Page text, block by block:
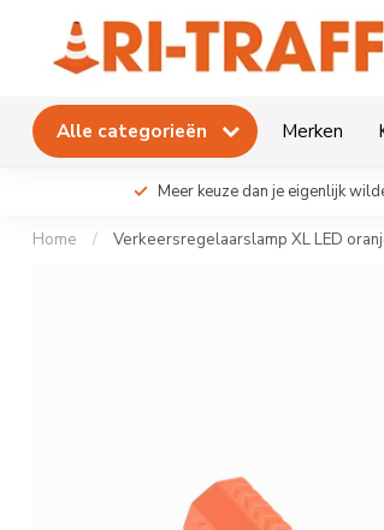
Alle categorieën Merken
Meer keuze dan je eigenlijk
Home / Verkeersregelaarslamp XL LED